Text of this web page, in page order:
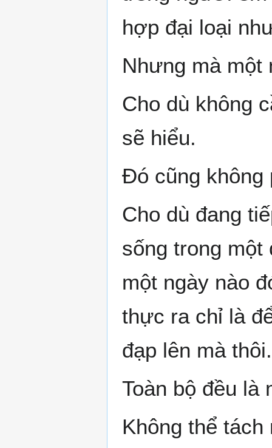
hợp đại loại
Nhưng mà một
Cho dù không
sẽ hiểu.
Đó cũng không
Cho dù đang
sống trong một
một ngày nào
thực ra chỉ là
đạp lên mà thôi.
Toàn bộ đều là
Không thể